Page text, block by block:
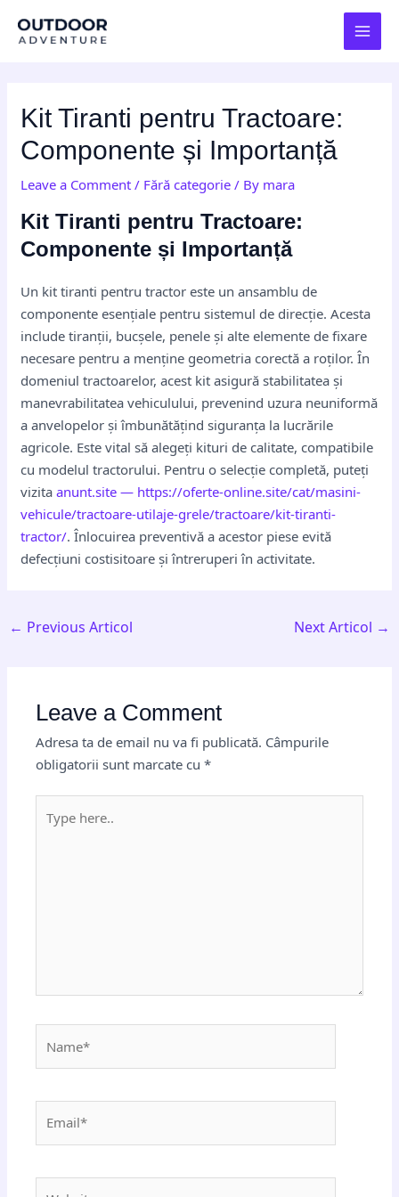
Kit Tiranti pentru Tractoare:
Componente și Importanță
Leave a Comment / Fără categorie / By mara
Kit Tiranti pentru Tractoare:
Componente și Importanță
Un kit tiranti pentru tractor este un ansamblu de
componente esențiale pentru sistemul de direcție. Acesta
include tiranții, bucșele, penele și alte elemente de fixare
necesare pentru a menține geometria corectă a roților. În
domeniul tractoarelor, acest kit asigură stabilitatea și
manevrabilitatea vehiculului, prevenind uzura neuniformă
a anvelopelor și îmbunătățind siguranța la lucrările
agricole. Este vital să alegeți kituri de calitate, compatibile
cu modelul tractorului. Pentru o selecție completă, puteți
vizitaanunt.site — https://oferte-online.site/cat/masini-
vehicule/tractoare-utilaje-grele/tractoare/kit-tiranti-
tractor/. Înlocuirea preventivă a acestor piese evită
defecțiuni costisitoare și întreruperi în activitate.
navigation
← Previous Articol Next Articol →
Leave a Comment
Adresa ta de email nu va fi publicată. Câmpurile
obligatorii sunt marcate cu*
here..